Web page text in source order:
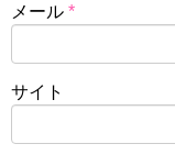
メール *
サイト